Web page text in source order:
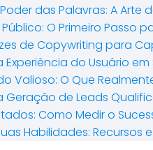
das Palavras: A Arte
O Primeiro Passo
de Copywriting para
do Usuário
Valioso: O Que
Geração de Leads
Como Medir o
Habilidades: Recursos